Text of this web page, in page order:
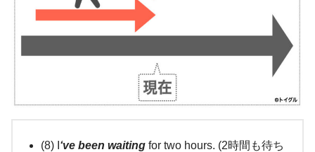
(8) I ‘ve been waiting for two hours. (2時間も待ち